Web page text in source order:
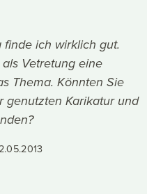
ich wirklich gut.
Vetretung eine
Thema. Könnten Sie
genutzten Karikatur und